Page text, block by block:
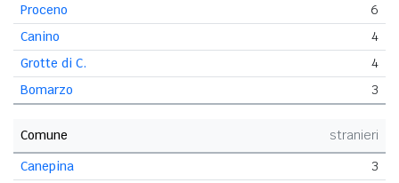
Proceno
6
Canino
4
Grotte di C.
4
Bomarzo
3
Comune
stranieri
Canepina
3